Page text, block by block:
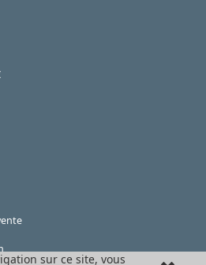
sur ce site, vous